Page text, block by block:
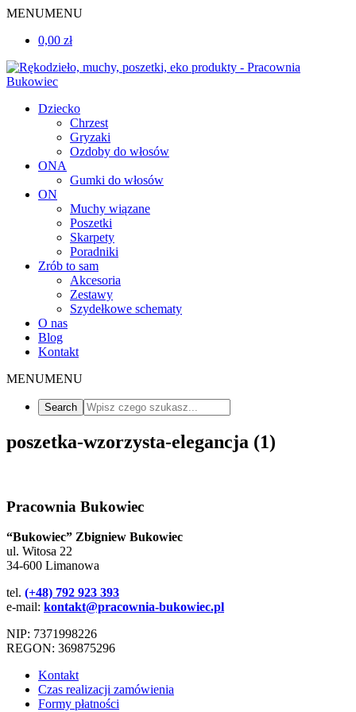
MENUMENU
0,00 zł
Dziecko
Chrzest
Gryzaki
Ozdoby do włosów
ONA
Gumki do włosów
ON
Muchy wiązane
Poszetki
Skarpety
Poradniki
Zrób to sam
Akcesoria
Zestawy
Szydełkowe schematy
O nas
Blog
Kontakt
MENUMENU
poszetka-wzorzysta-elegancja (1)
Pracownia Bukowiec
“Bukowiec” Zbigniew Bukowiec
ul. Witosa 22
34-600 Limanowa
tel. (+48) 792 923 393
e-mail: kontakt@pracownia-bukowiec.pl
NIP: 7371998226
REGON: 369875296
Kontakt
Czas realizacji zamówienia
Formy płatności